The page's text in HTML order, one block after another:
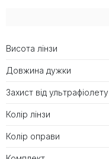
Висота лінзи
Довжина дужки
Захист від ультрафіолету
Колір лінзи
Колір оправи